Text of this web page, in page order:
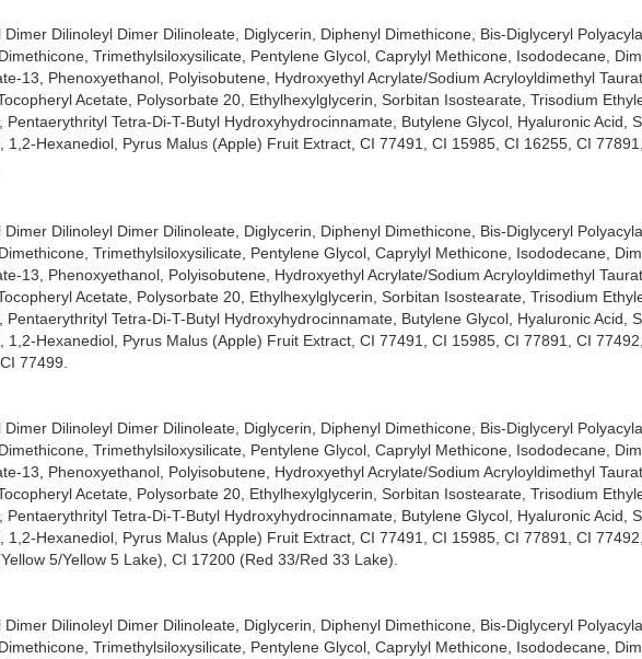
Dilinoleyl Dimer Dilinoleate, Diglycerin, Diphenyl Dimethicone, Bis-Diglyceryl
Trimethylsiloxysilicate, Pentylene Glycol, Caprylyl Methicone, Isododecane,
13, Phenoxyethanol, Polyisobutene, Hydroxyethyl Acrylate/Sodium Acryloyldimethyl
Acetate, Polysorbate 20, Ethylhexylglycerin, Sorbitan Isostearate, Trisodium
Tetra-Di-T-Butyl Hydroxyhydrocinnamate, Butylene Glycol, Hyaluronic Acid,
1,2-Hexanediol, Pyrus Malus (Apple) Fruit Extract, CI 77491, CI 15985, CI 16255, CI
Dilinoleyl Dimer Dilinoleate, Diglycerin, Diphenyl Dimethicone, Bis-Diglyceryl
Trimethylsiloxysilicate, Pentylene Glycol, Caprylyl Methicone, Isododecane,
13, Phenoxyethanol, Polyisobutene, Hydroxyethyl Acrylate/Sodium Acryloyldimethyl
Acetate, Polysorbate 20, Ethylhexylglycerin, Sorbitan Isostearate, Trisodium
Tetra-Di-T-Butyl Hydroxyhydrocinnamate, Butylene Glycol, Hyaluronic Acid,
1,2-Hexanediol, Pyrus Malus (Apple) Fruit Extract, CI 77491, CI 15985, CI 77891, CI
77499.
Dilinoleyl Dimer Dilinoleate, Diglycerin, Diphenyl Dimethicone, Bis-Diglyceryl
Trimethylsiloxysilicate, Pentylene Glycol, Caprylyl Methicone, Isododecane,
13, Phenoxyethanol, Polyisobutene, Hydroxyethyl Acrylate/Sodium Acryloyldimethyl
Acetate, Polysorbate 20, Ethylhexylglycerin, Sorbitan Isostearate, Trisodium
Tetra-Di-T-Butyl Hydroxyhydrocinnamate, Butylene Glycol, Hyaluronic Acid,
1,2-Hexanediol, Pyrus Malus (Apple) Fruit Extract, CI 77491, CI 15985, CI 77891, CI
5/Yellow 5 Lake), CI 17200 (Red 33/Red 33 Lake).
Dilinoleyl Dimer Dilinoleate, Diglycerin, Diphenyl Dimethicone, Bis-Diglyceryl
Trimethylsiloxysilicate, Pentylene Glycol, Caprylyl Methicone, Isododecane,